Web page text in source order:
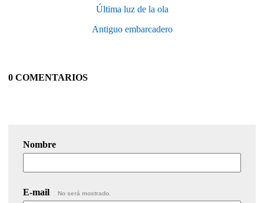
Última luz de la ola
Antiguo embarcadero
0 COMENTARIOS
Nombre
E-mail No será mostrado.